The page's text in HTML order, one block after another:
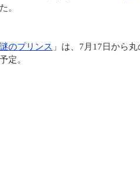
。
のプリンス 」は、7月17日から
定。